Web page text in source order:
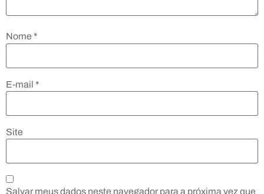
Nome *
E-mail *
Site
Salvar meus dados neste navegador para a próxima vez que